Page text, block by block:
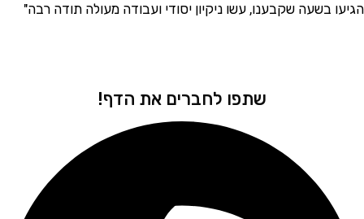
בשעה שקבענו, עשו ניקיון יסודי ועבודה מעולה תודה רבה"
שתפו לחברים את הדף!